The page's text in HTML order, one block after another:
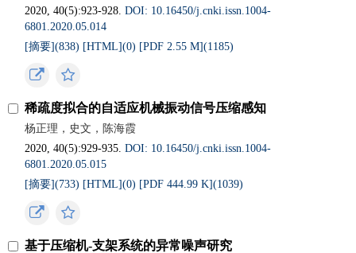
2020, 40(5):923-928.DOI: 10.16450/j.cnki.issn.1004-
6801.2020.05.014
[摘要](838) [HTML](0) [PDF 2.55 M](1185)
稀疏度拟合的自适应机械振动信号压缩感知
杨正理，史文，陈海霞
2020, 40(5):929-935.DOI: 10.16450/j.cnki.issn.1004-
6801.2020.05.015
[摘要](733) [HTML](0) [PDF 444.99 K](1039)
基于压缩机-支架系统的异常噪声研究